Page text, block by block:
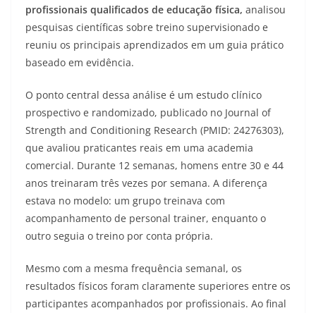
profissionais qualificados de educação física, analisou
pesquisas científicas sobre treino supervisionado e
reuniu os principais aprendizados em um guia prático
baseado em evidência.
O ponto central dessa análise é um estudo clínico
prospectivo e randomizado, publicado no Journal of
Strength and Conditioning Research (PMID: 24276303),
que avaliou praticantes reais em uma academia
comercial. Durante 12 semanas, homens entre 30 e 44
anos treinaram três vezes por semana. A diferença
estava no modelo: um grupo treinava com
acompanhamento de personal trainer, enquanto o
outro seguia o treino por conta própria.
Mesmo com a mesma frequência semanal, os
resultados físicos foram claramente superiores entre os
participantes acompanhados por profissionais. Ao final